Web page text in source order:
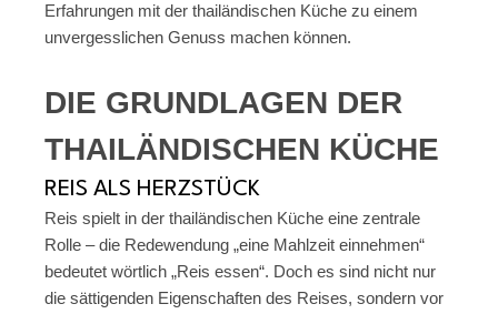
Erfahrungen mit der thailändischen Küche zu einem
unvergesslichen Genuss machen können.
DIE GRUNDLAGEN DER
THAILÄNDISCHEN KÜCHE
REIS ALS HERZSTÜCK
Reis spielt in der thailändischen Küche eine zentrale
Rolle – die Redewendung „eine Mahlzeit einnehmen“
bedeutet wörtlich „Reis essen“. Doch es sind nicht nur
die sättigenden Eigenschaften des Reises, sondern vor